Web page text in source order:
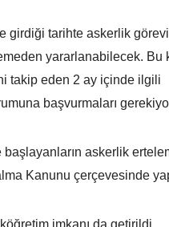
girdiği tarihte askerlik
yararlanabilecek. Bu
takip eden 2 ay içinde ilgili
başvurmaları
askerlik
Kanunu çerçevesinde
imkanı da getirildi